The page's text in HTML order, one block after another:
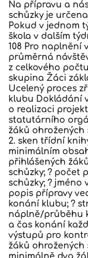
Na přípravu a
schůzky je
Pokud v jednom
škola v dalším
108 Pro naplnění
průměrná
z celkového
skupina Žáci
Ucelený proces
klubu Dokládání
o realizaci
statutárního
žáků ohrožených
2. sken třídní
minimálním
přihlášených
schůzky; ? počet
schůzky; ?
popis přípravy
konání klubu; ?
náplně/průběhu
a čas konání
výstupů pro
žáků ohrožených